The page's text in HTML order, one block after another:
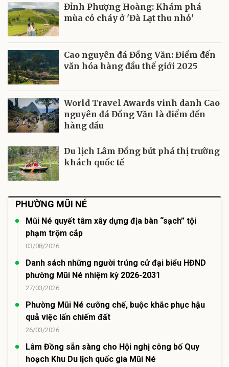
Đỉnh Phượng Hoàng: Khám phá
mùa cỏ cháy ở 'Đà Lạt thu nhỏ'
Cao nguyên đá Đồng Văn: Điểm đến
văn hóa hàng đầu thế giới 2025
World Travel Awards vinh danh Cao
nguyên đá Đồng Văn là điểm đến
hàng đầu
Du lịch Lâm Đồng bứt phá thị trường
khách quốc tế
PHƯỜNG MŨI NÉ
Mũi Né quyết tâm xây dựng địa bàn “sạch” tội
phạm trộm cắp
03/08/2026
Danh sách những người trúng cử đại biểu HĐND
phường Mũi Né nhiệm kỳ 2026-2031
27/03/2026
Phường Mũi Né cưỡng chế, buộc khắc phục hậu
quả việc lấn chiếm đất
26/03/2026
Lâm Đồng sẵn sàng cho Hội nghị công bố Quy
hoạch Khu Du lịch quốc gia Mũi Né